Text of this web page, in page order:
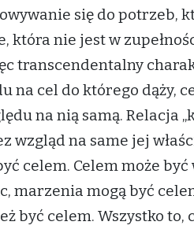
się do potrzeb,
która nie jest w
transcendentalny
na cel do którego dąży,
na nią samą. Relacja
wzgląd na same jej
celem. Celem może
marzenia mogą być
być celem. Wszystko